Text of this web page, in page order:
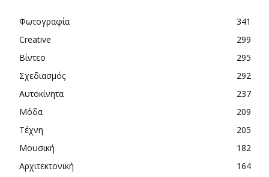
Φωτογραφία
341
Creative
299
Βίντεο
295
Σχεδιασμός
292
Αυτοκίνητα
237
Μόδα
209
Τέχνη
205
Μουσική
182
Αρχιτεκτονική
164